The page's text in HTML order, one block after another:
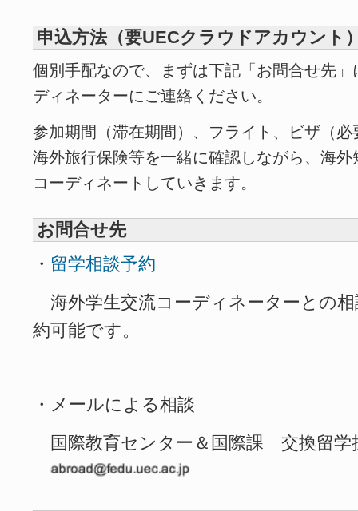
申込方法（要UECクラウドアカウント
個別手配なので、まずは下記「お問合せ先
ディネーターにご連絡ください。
参加期間（滞在期間）、フライト、ビザ（
海外旅行保険等を一緒に確認しながら、海
コーディネートしていきます。
お問合せ先
・ 留学相談予約
海外学生交流コーディネーターとの
約可能です。
・メールによる相談
国際教育センター＆国際課 交換留